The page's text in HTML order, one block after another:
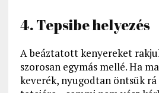
4. Tepsibe helyezés
A beáztatott kenyereket
szorosan egymás mellé. Ha
keverék, nyugodtan öntsük rá